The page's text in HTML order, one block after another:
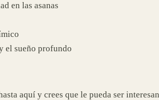
en las asanas
el sueño profundo
aquí y crees que le pueda ser